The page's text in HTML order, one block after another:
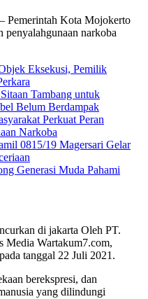
Pemerintah Kota Mojokerto
penyalahgunaan narkoba
Eksekusi, Pemilik
Tambang untuk
Belum Berdampak
Perkuat Peran
Narkoba
0815/19 Magersari Gelar
Generasi Muda Pahami
di jakarta Oleh PT.
Media Wartakum7.com,
tanggal 22 Juli 2021.
berekspresi, dan
yang dilindungi